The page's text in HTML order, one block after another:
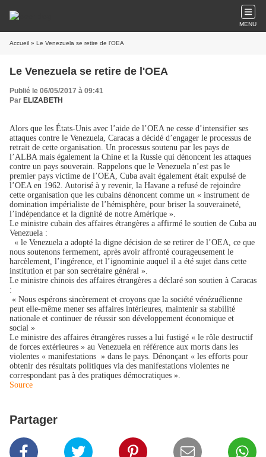
MENU
Accueil » Le Venezuela se retire de l'OEA
Le Venezuela se retire de l'OEA
Publié le 06/05/2017 à 09:41
Par ELIZABETH
Alors que les États-Unis avec l’aide de l’OEAne cesse d’intensifier ses
attaques contre le Venezuela, Caracas a décidé d’engager le processus de
retrait de cette organisation. Un processus soutenu par les pays de
l’ALBAmais également la Chine et la Russie qui dénoncent les attaques
contre un pays souverain. Rappelons que le Venezuela n’est pas le
premier pays victime de l’OEA, Cuba avait également était expulsé de
l’OEA en 1962. Autorisé à y revenir, la Havane a refusé de rejoindre
cette organisation que les cubains dénoncent comme un « instrument de
domination impérialiste de l’hémisphère, pour briser la souveraineté,
l’indépendance et la dignité de notre Amérique ».
Le ministre cubain des affaires étrangères a affirmé le soutien de Cuba au
Venezuela :
« le Venezuela a adopté la digne décision de se retirer de l’OEA, ce que
nous soutenons fermement, après avoir affronté courageusement le
harcèlement, l’ingérence, et l’ignominie auquel il a été sujet dans cette
institution et par son secrétaire général ».
Le ministre chinois des affaires étrangères a déclaré son soutien à Caracas
:
« Nous espérons sincèrement et croyons que la société vénézuélienne
peut elle-même mener ses affaires intérieures, maintenir sa stabilité
nationale et continuer de réussir son développement économique et
social »
Le ministre des affaires étrangères russes a lui fustigé « le rôle destructif
de forces extérieures » au Venezuela en référence aux morts dans les
violentes « manifestations » dans le pays. Dénonçant « les efforts pour
obtenir des résultats politiques via des manifestations violentes ne
correspondant pas à des pratiques démocratiques ».
Source
Partager